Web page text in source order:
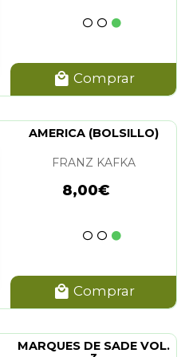
Comprar
AMERICA (BOLSILLO)
FRANZ KAFKA
8,00€
Comprar
MARQUES DE SADE VOL.